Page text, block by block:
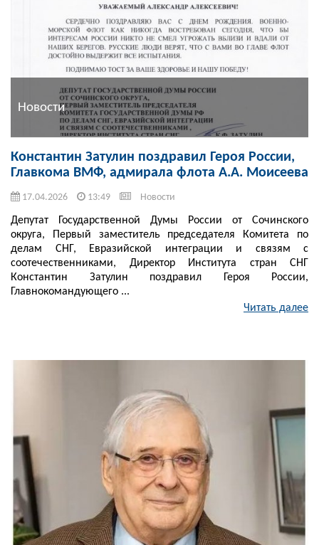
Новости
Константин Затулин поздравил Героя России,
Главкома ВМФ, адмирала флота А.А. Моисеева
17.04.2026 13:49 Новости
Депутат Государственной Думы России от Сочинского
округа, Первый заместитель председателя Комитета по
делам СНГ, Евразийской интеграции и связям с
соотечественниками, Директор Института стран СНГ
Константин Затулин поздравил Героя России,
Главнокомандующего ...
Читать далее